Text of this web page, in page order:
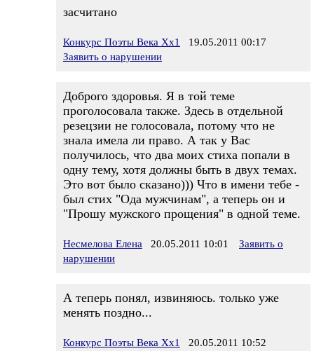
засчитано
Конкурс Поэты Века Хх1
19.05.2011 00:17
Заявить о нарушении
Доброго здоровья. Я в той теме
проголосовала также. Здесь в отдельной
резецзии не голосовала, потому что не
знала имела ли право. А так у Вас
получилось, что два моих стиха попали в
одну тему, хотя должны быть в двух темах.
Это вот было сказано))) Что в имени тебе -
был стих "Ода мужчинам", а теперь он и
"Прошу мужского прощения" в одной теме.
Несмелова Елена 20.05.2011 10:01
Заявить о
нарушении
А теперь понял, извиняюсь. только уже
менять поздно...
Конкурс Поэты Века Хх1
20.05.2011 10:52